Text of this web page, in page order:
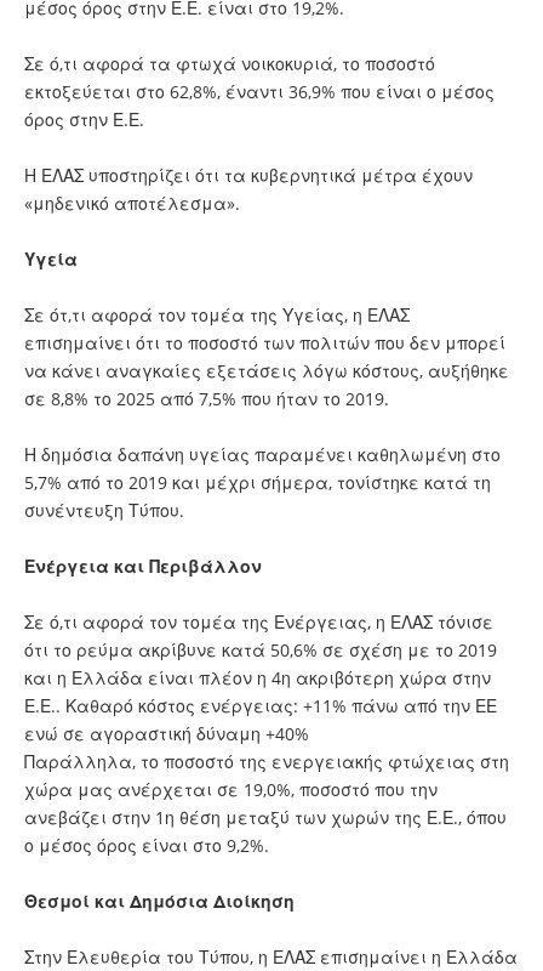
μέσος όρος στην Ε.Ε. είναι στο 19,2%.
Σε ό,τι αφορά τα φτωχά νοικοκυριά, το ποσοστό
εκτοξεύεται στο 62,8%, έναντι 36,9% που είναι ο μέσος
όρος στην Ε.Ε.
Η ΕΛΑΣ υποστηρίζει ότι τα κυβερνητικά μέτρα έχουν
«μηδενικό αποτέλεσμα».
Υγεία
Σε ότ,τι αφορά τον τομέα της Υγείας, η ΕΛΑΣ
επισημαίνει ότι το ποσοστό των πολιτών που δεν μπορεί
να κάνει αναγκαίες εξετάσεις λόγω κόστους, αυξήθηκε
σε 8,8% το 2025 από 7,5% που ήταν το 2019.
Η δημόσια δαπάνη υγείας παραμένει καθηλωμένη στο
5,7% από το 2019 και μέχρι σήμερα, τονίστηκε κατά τη
συνέντευξη Τύπου.
Ενέργεια και Περιβάλλον
Σε ό,τι αφορά τον τομέα της Ενέργειας, η ΕΛΑΣ τόνισε
ότι το ρεύμα ακρίβυνε κατά 50,6% σε σχέση με το 2019
και η Ελλάδα είναι πλέον η 4η ακριβότερη χώρα στην
Ε.Ε.. Καθαρό κόστος ενέργειας: +11% πάνω από την ΕΕ
ενώ σε αγοραστική δύναμη +40%
Παράλληλα, το ποσοστό της ενεργειακής φτώχειας στη
χώρα μας ανέρχεται σε 19,0%, ποσοστό που την
ανεβάζει στην 1η θέση μεταξύ των χωρών της Ε.Ε., όπου
ο μέσος όρος είναι στο 9,2%.
Θεσμοί και Δημόσια Διοίκηση
Στην Ελευθερία του Τύπου, η ΕΛΑΣ επισημαίνει η Ελλάδα